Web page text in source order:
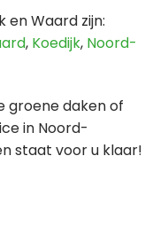
en Waard zijn:
, Koedijk, Noord-
groene daken of
in Noord-
staat voor u klaar!